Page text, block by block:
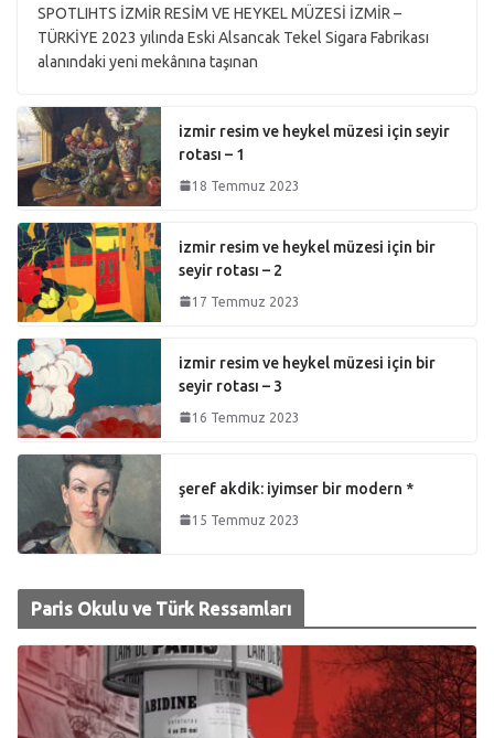
SPOTLIHTS İZMİR RESİM VE HEYKEL MÜZESİ İZMİR –
TÜRKİYE 2023 yılında Eski Alsancak Tekel Sigara Fabrikası
alanındaki yeni mekânına taşınan
izmir resim ve heykel müzesi için seyir
rotası – 1
18 Temmuz 2023
izmir resim ve heykel müzesi için bir
seyir rotası – 2
17 Temmuz 2023
izmir resim ve heykel müzesi için bir
seyir rotası – 3
16 Temmuz 2023
şeref akdik: iyimser bir modern *
15 Temmuz 2023
Paris Okulu ve Türk Ressamları